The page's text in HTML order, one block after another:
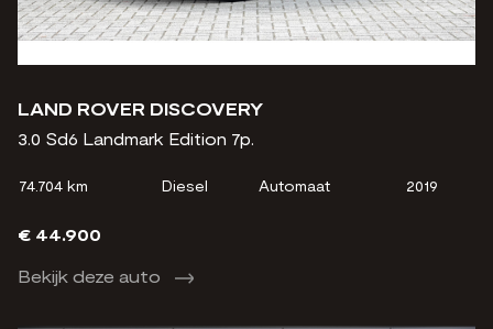
LAND ROVER DISCOVERY
3.0 Sd6 Landmark Edition 7p.
74.704 km Diesel Automaat 2019
€ 44.900
Bekijk deze auto